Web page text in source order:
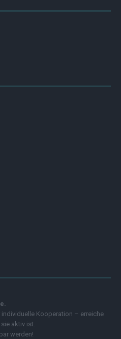
Kooperation – erreiche
aktiv ist.
werden!